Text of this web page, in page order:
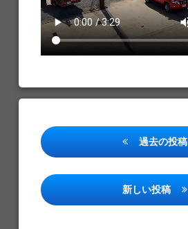
投
稿
ナ
ビ
過去の投稿
新しい投稿